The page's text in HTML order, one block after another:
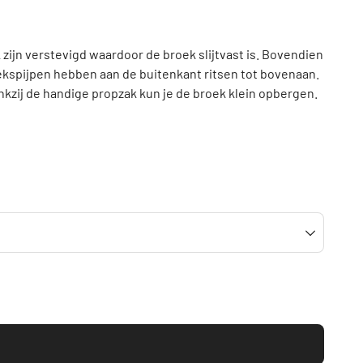
verstevigd waardoor de broek slijtvast is. Bovendien
hebben aan de buitenkant ritsen tot bovenaan.
de handige propzak kun je de broek klein opbergen.